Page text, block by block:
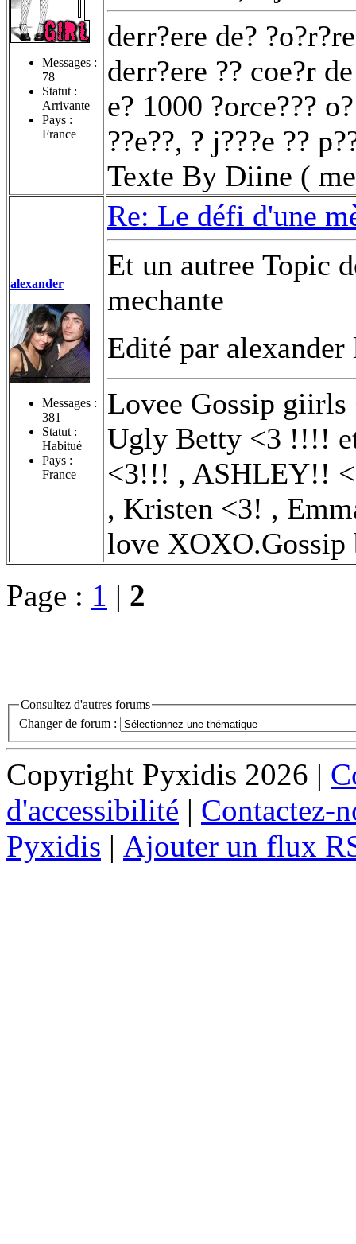
Messages :
78
Statut :
Arrivante
Pays :
France
derr?ere de?
derr?ere ?? coe?r
e? 1000 ?orce???
??e??, ? j???e ??
Texte By Diine (
alexander
Messages :
381
Statut :
Habitué
Pays :
France
Re: Le défi d'une
Et un autree Topic
mechante
Edité par
Lovee Gossip
Ugly Betty <3 !!!!
<3!!! , ASHLEY!!
, Kristen <3! ,
love
Page : 1 | 2
Consultez d'autres forums
Changer de forum :
Copyright Pyxidis 2026 |
d'accessibilité | Contactez-
Pyxidis | Ajouter un flux